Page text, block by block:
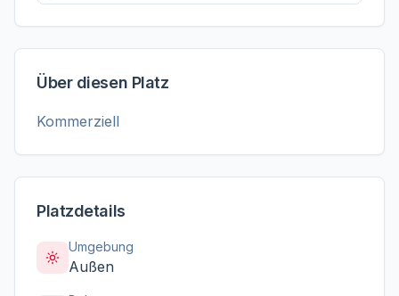
Über diesen Platz
Kommerziell
Platzdetails
Umgebung
Außen